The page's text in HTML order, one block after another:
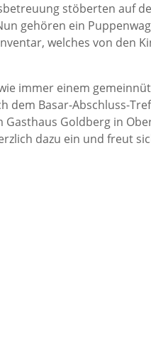
stöberten auf
gehören ein
welches von den
immer einem
dem Basar-Abschluss-
Gasthaus Goldberg in
dazu ein und freut